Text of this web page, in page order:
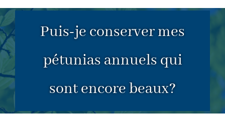
Puis-je conserver mes
pétunias annuels qui
sont encore beaux?